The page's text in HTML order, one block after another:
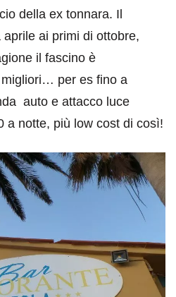
della ex tonnara. Il
ai primi di ottobre,
il fascino è
migliori… per es fino a
auto e attacco luce
a notte, più low cost di così!